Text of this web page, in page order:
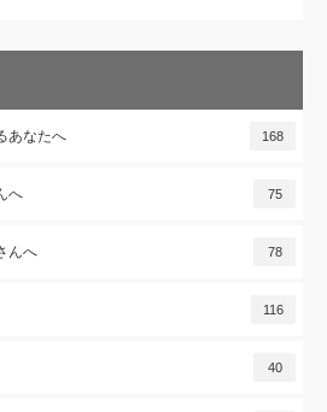
あなたへ 168
へ 75
んへ 78
116
40